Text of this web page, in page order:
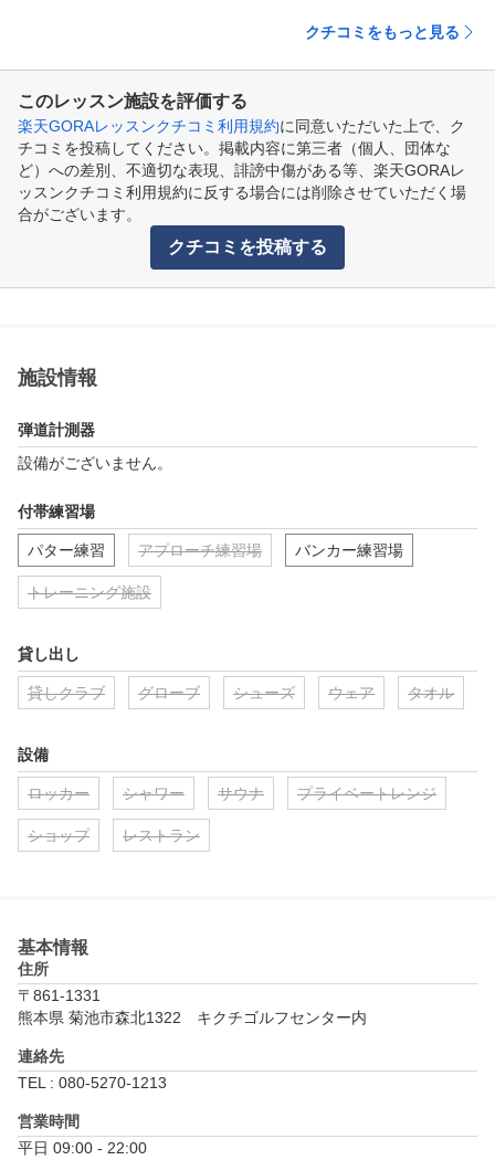
クチコミをもっと見る
このレッスン施設を評価する
楽天GORAレッスンクチコミ利用規約に同意いただいた上で、ク
チコミを投稿してください。掲載内容に第三者（個人、団体な
ど）への差別、不適切な表現、誹謗中傷がある等、楽天GORAレ
ッスンクチコミ利用規約に反する場合には削除させていただく場
合がございます。
クチコミを投稿する
施設情報
弾道計測器
設備がございません。
付帯練習場
パター練習 アプローチ練習場 バンカー練習場
トレーニング施設
貸し出し
貸しクラブ グローブ シューズ ウェア タオル
設備
ロッカー シャワー サウナ プライベートレンジ
ショップ レストラン
基本情報
住所
〒861-1331
熊本県 菊池市森北1322　キクチゴルフセンター内
連絡先
TEL : 080-5270-1213
営業時間
平日 09:00 - 22:00